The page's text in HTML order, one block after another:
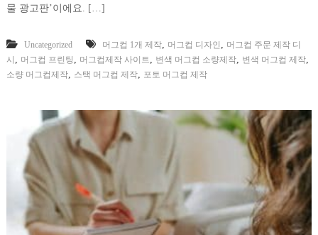
물 광고판’이에요. […]
Uncategorized 머그컵 1개 제작, 머그컵 디자인 , 머그컵 주문 제작 디
시 , 머그컵 프린팅 , 머그컵제작 사이트, 변색 머그컵 소량제작, 변색 머그컵 제작,
소량 머그컵제작, 스택 머그컵 제작, 포토 머그컵 제작